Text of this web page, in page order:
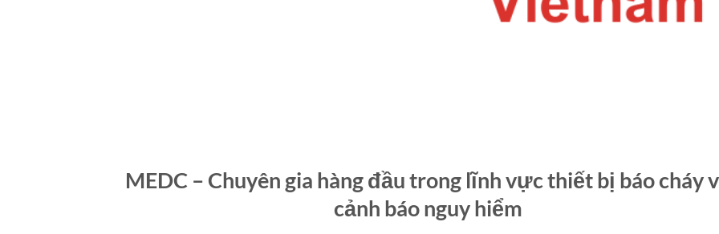
MEDC – Chuyên gia hàng đầu trong lĩnh vực thiết bị báo cháy
cảnh báo nguy hiểm